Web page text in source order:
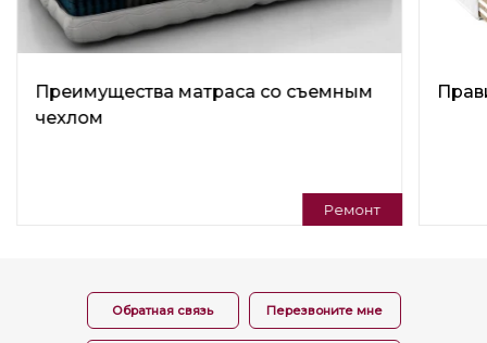
Преимущества матраса со съемным
чехлом
Ремонт
Обратная связь Перезвоните мне